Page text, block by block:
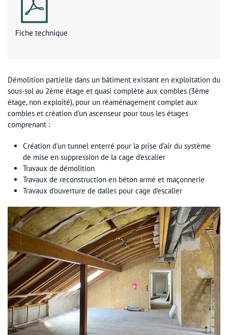
Fiche technique
Démolition partielle dans un bâtiment existant en exploitation du
sous-sol au 2ème étage et quasi complète aux combles (3ème
étage, non exploité), pour un réaménagement complet aux
combles et création d'un ascenseur pour tous les étages
comprenant :
Création d’un tunnel enterré pour la prise d’air du système
de mise en suppression de la cage d’escalier
Travaux de démolition
Travaux de reconstruction en béton armé et maçonnerie
Travaux d’ouverture de dalles pour cage d’escalier